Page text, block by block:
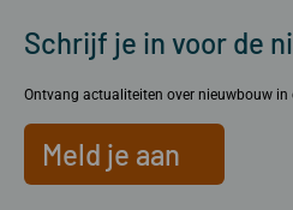
Schrijf je in voor de
Ontvang actualiteiten over nieuwbouw in
Meld je aan